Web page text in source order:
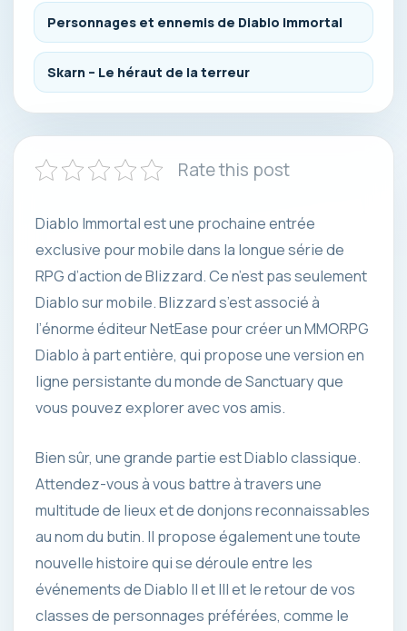
Personnages et ennemis de Diablo Immortal
Skarn – Le héraut de la terreur
Rate this post
Diablo Immortal est une prochaine entrée
exclusive pour mobile dans la longue série de
RPG d’action de Blizzard. Ce n’est pas seulement
Diablo sur mobile. Blizzard s’est associé à
l’énorme éditeur NetEase pour créer un MMORPG
Diablo à part entière, qui propose une version en
ligne persistante du monde de Sanctuary que
vous pouvez explorer avec vos amis.
Bien sûr, une grande partie estDiablo classique.
Attendez-vous à vous battre à travers une
multitude de lieux et de donjons reconnaissables
au nom du butin. Il propose également une toute
nouvelle histoire qui se déroule entre les
événements de Diablo II et III et le retour de vos
classes de personnages préférées, comme le